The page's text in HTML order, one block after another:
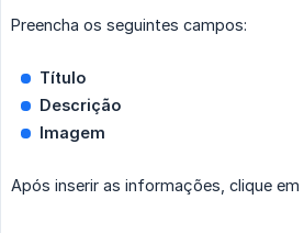
Preencha os seguintes campos:
Título
Descrição
Imagem
Após inserir as informações, clique em